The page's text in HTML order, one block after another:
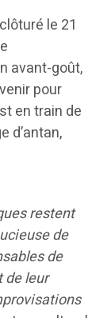
le 21
avant-goût,
pour
en train de
d’antan,
restent
de
de
de leur